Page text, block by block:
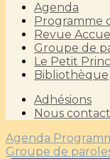
Agenda
Programme
Revue
Groupe de
Le Petit
Bibliothèque
Adhésions
Nous
Agenda
Groupe de